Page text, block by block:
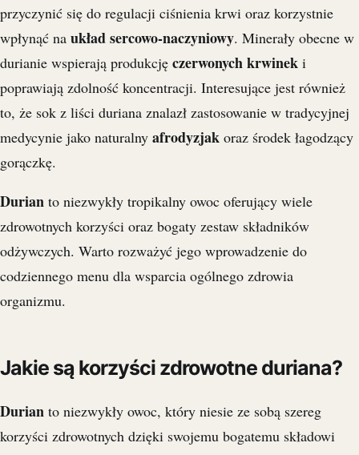
przyczynić się do regulacji ciśnienia krwi oraz korzystnie
wpłynąć na układ sercowo-naczyniowy. Minerały obecne w
durianie wspierają produkcję czerwonych krwinek i
poprawiają zdolność koncentracji. Interesujące jest również
to, że sok z liści duriana znalazł zastosowanie w tradycyjnej
medycynie jako naturalny afrodyzjak oraz środek łagodzący
gorączkę.
Durian to niezwykły tropikalny owoc oferujący wiele
zdrowotnych korzyści oraz bogaty zestaw składników
odżywczych. Warto rozważyć jego wprowadzenie do
codziennego menu dla wsparcia ogólnego zdrowia
organizmu.
Jakie są korzyści zdrowotne duriana?
Durian to niezwykły owoc, który niesie ze sobą szereg
korzyści zdrowotnych dzięki swojemu bogatemu składowi